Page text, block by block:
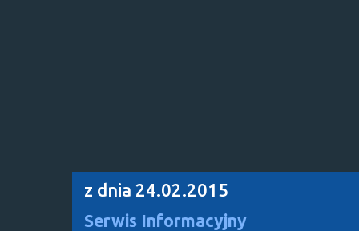
z dnia 24.02.2015
Serwis Informacyjny